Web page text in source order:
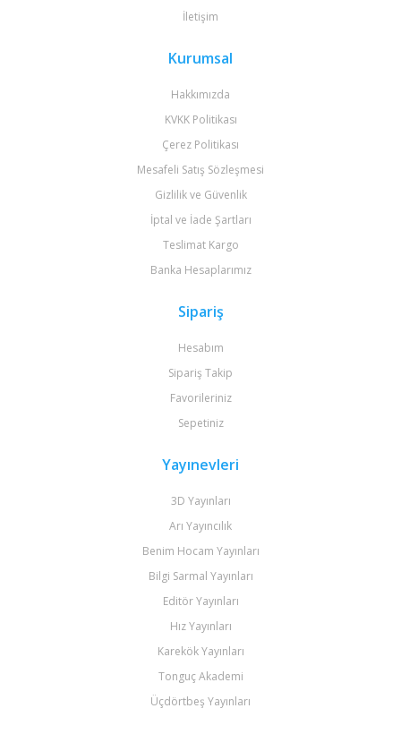
İletişim
Kurumsal
Hakkımızda
KVKK Politikası
Çerez Politikası
Mesafeli Satış Sözleşmesi
Gizlilik ve Güvenlik
İptal ve İade Şartları
Teslimat Kargo
Banka Hesaplarımız
Sipariş
Hesabım
Sipariş Takip
Favorileriniz
Sepetiniz
Yayınevleri
3D Yayınları
Arı Yayıncılık
Benim Hocam Yayınları
Bilgi Sarmal Yayınları
Editör Yayınları
Hız Yayınları
Karekök Yayınları
Tonguç Akademi
Üçdörtbeş Yayınları